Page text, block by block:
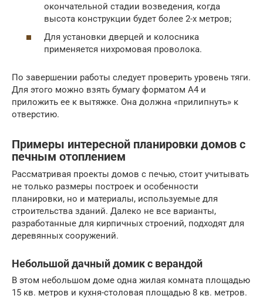
окончательной стадии возведения, когда
высота конструкции будет более 2-х метров;
Для установки дверцей и колосника
применяется нихромовая проволока.
По завершении работы следует проверить уровень тяги.
Для этого можно взять бумагу форматом А4 и
приложить ее к вытяжке. Она должна «прилипнуть» к
отверстию.
Примеры интересной планировки домов с
печным отоплением
Рассматривая проекты домов с печью, стоит учитывать
не только размеры построек и особенности
планировки, но и материалы, используемые для
строительства зданий. Далеко не все варианты,
разработанные для кирпичных строений, подходят для
деревянных сооружений.
Небольшой дачный домик с верандой
В этом небольшом доме одна жилая комната площадью
15 кв. метров и кухня-столовая площадью 8 кв. метров.